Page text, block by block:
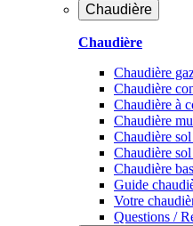
Chaudière
Chaudière
Chaudière
Chaudière
Chaudière à
Chaudière
Chaudière
Chaudière
Chaudière
Guide
Votre
Questions /